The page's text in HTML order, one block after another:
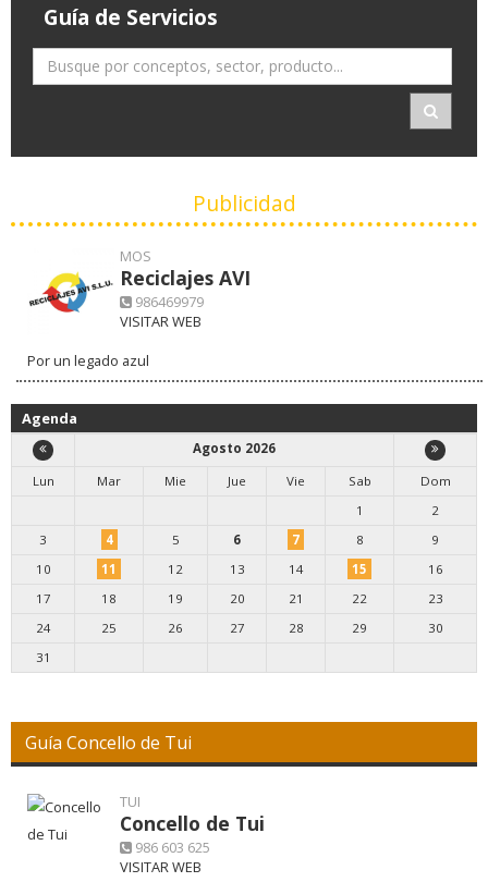
Guía de Servicios
Publicidad
MOS
Reciclajes AVI
986469979
VISITAR WEB
Por un legado azul
Agenda
Agosto 2026
Lun
Mar Mie Jue Vie Sab
Dom
1
2
3
4 5 6 7 8
9
10
11 12 13 14 15
16
17
18 19 20 21 22
23
24
25 26 27 28 29
30
31
Guía Concello de Tui
TUI
Concello de Tui
986 603 625
VISITAR WEB